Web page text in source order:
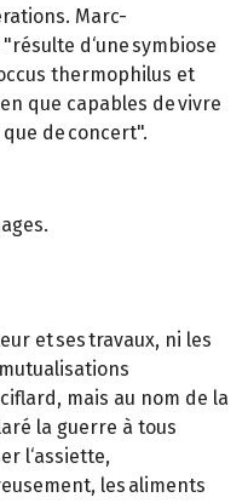
Marc-
d‘une symbiose
thermophilus et
que capables de vivre
de concert".
et ses travaux, ni les
mais au nom de la
la guerre à tous
l‘assiette,
les aliments